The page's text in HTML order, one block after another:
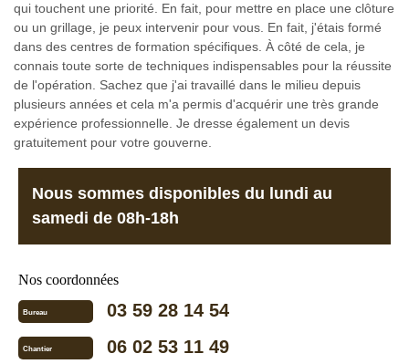
qui touchent une priorité. En fait, pour mettre en place une clôture
ou un grillage, je peux intervenir pour vous. En fait, j'étais formé
dans des centres de formation spécifiques. À côté de cela, je
connais toute sorte de techniques indispensables pour la réussite
de l'opération. Sachez que j'ai travaillé dans le milieu depuis
plusieurs années et cela m'a permis d'acquérir une très grande
expérience professionnelle. Je dresse également un devis
gratuitement pour votre gouverne.
Nous sommes disponibles du lundi au
samedi de 08h-18h
Nos coordonnées
Bureau 03 59 28 14 54
Chantier 06 02 53 11 49